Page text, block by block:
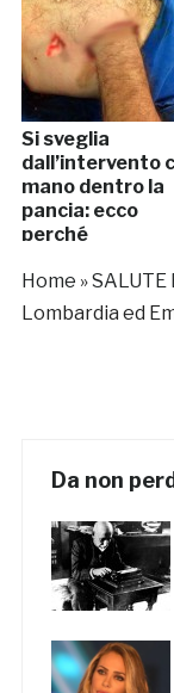
Si sveglia
dall’intervento
mano dentro la
pancia: ecco
perché
Home »SALUTE
Lombardia ed
Da non